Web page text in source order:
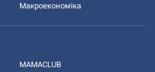
Макроекономіка
MAMACLUB